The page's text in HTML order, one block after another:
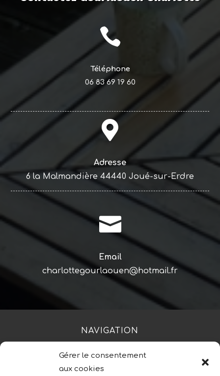
Gérer le consentement
aux cookies

Téléphone
06 83 69 19 60

Adresse
6 la Malmandière 44440 Joué-sur-Erdre

Email
charlottegourlaouen@hotmail.fr
NAVIGATION